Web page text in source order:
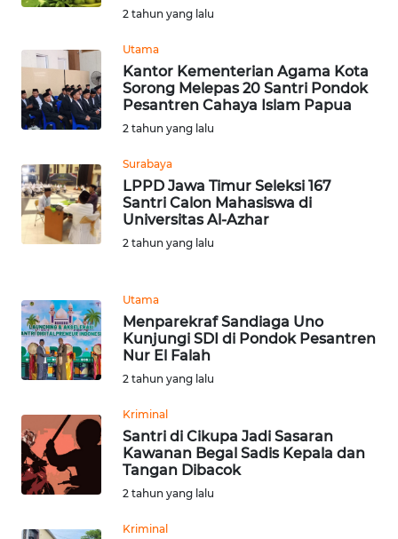
2 tahun yang lalu
Utama
Kantor Kementerian Agama Kota
Sorong Melepas 20 Santri Pondok
Pesantren Cahaya Islam Papua
2 tahun yang lalu
Surabaya
LPPD Jawa Timur Seleksi 167
Santri Calon Mahasiswa di
Universitas Al-Azhar
2 tahun yang lalu
Utama
Menparekraf Sandiaga Uno
Kunjungi SDI di Pondok Pesantren
Nur El Falah
2 tahun yang lalu
Kriminal
Santri di Cikupa Jadi Sasaran
Kawanan Begal Sadis Kepala dan
Tangan Dibacok
2 tahun yang lalu
Kriminal
LANGKAT
WN
TAPANULI
SELATAN
WN
TANJUNG
LESUNG
WN
SIMALUNGUN
LABUHANBATU
WN
TAPANULI